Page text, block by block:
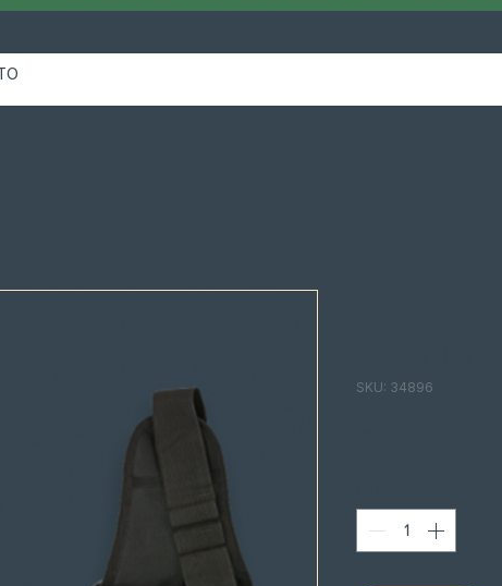
SKU: 34896